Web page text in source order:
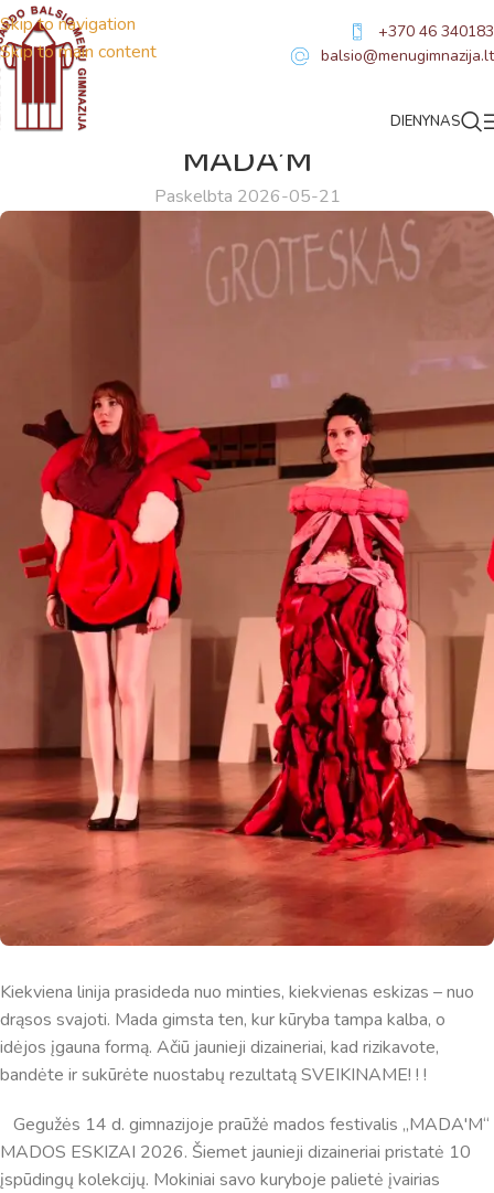
Skip to navigation
Skip to main content
+370 46 340183
balsio@menugimnazija.lt
DIENYNAS
MADA’M
Paskelbta 2026-05-21
Kiekviena linija prasideda nuo minties, kiekvienas eskizas – nuo
drąsos svajoti. Mada gimsta ten, kur kūryba tampa kalba, o
idėjos įgauna formą. Ačiū jaunieji dizaineriai, kad rizikavote,
bandėte ir sukūrėte nuostabų rezultatą SVEIKINAME! ! !
Gegužės 14 d. gimnazijoje praūžė mados festivalis „MADA'M“
MADOS ESKIZAI 2026. Šiemet jaunieji dizaineriai pristatė 10
įspūdingų kolekcijų. Mokiniai savo kuryboje palietė įvairias